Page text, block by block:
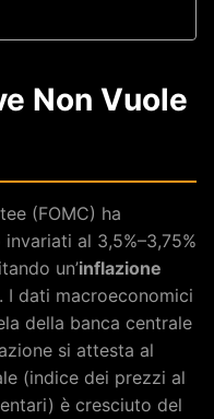
Non Vuole
(FOMC) ha
al 3,5%–3,75%
un’inflazione
. I dati macroeconomici
della banca centrale
si attesta al
(indice dei prezzi al
è cresciuto del